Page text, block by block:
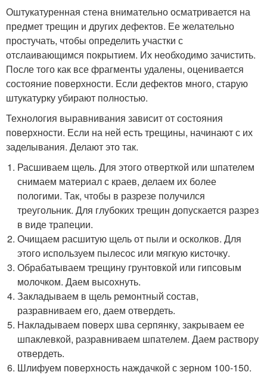
Оштукатуренная стена внимательно осматривается на
предмет трещин и других дефектов. Ее желательно
простучать, чтобы определить участки с
отслаивающимся покрытием. Их необходимо зачистить.
После того как все фрагменты удалены, оценивается
состояние поверхности. Если дефектов много, старую
штукатурку убирают полностью.
Технология выравнивания зависит от состояния
поверхности. Если на ней есть трещины, начинают с их
заделывания. Делают это так.
Расшиваем щель. Для этого отверткой или шпателем
снимаем материал с краев, делаем их более
пологими. Так, чтобы в разрезе получился
треугольник. Для глубоких трещин допускается разрез
в виде трапеции.
Очищаем расшитую щель от пыли и осколков. Для
этого используем пылесос или мягкую кисточку.
Обрабатываем трещину грунтовкой или гипсовым
молочком. Даем высохнуть.
Закладываем в щель ремонтный состав,
разравниваем его, даем отвердеть.
Накладываем поверх шва серпянку, закрываем ее
шпаклевкой, разравниваем шпателем. Даем раствору
отвердеть.
Шлифуем поверхность наждачкой с зерном 100-150.